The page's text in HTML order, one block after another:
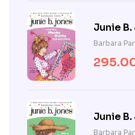
Junie B.
Jones
Barbara
Junie B.
Jones
Barbara